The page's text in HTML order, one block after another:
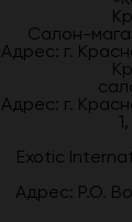
Салон-
Адрес: г.
Адрес: г.
Exotic
Адрес: P.O.